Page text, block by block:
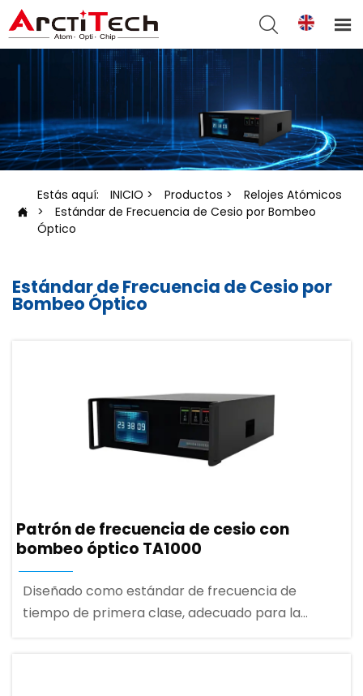
 

Estás aquí: INICIO > Productos >
Relojes Atómicos
>
Estándar de Frecuencia de Cesio por Bombeo
Óptico
Estándar de Frecuencia de Cesio por
Bombeo Óptico
Patrón de frecuencia de cesio con
bombeo óptico TA1000
Diseñado como estándar de frecuencia de
tiempo de primera clase, adecuado para la